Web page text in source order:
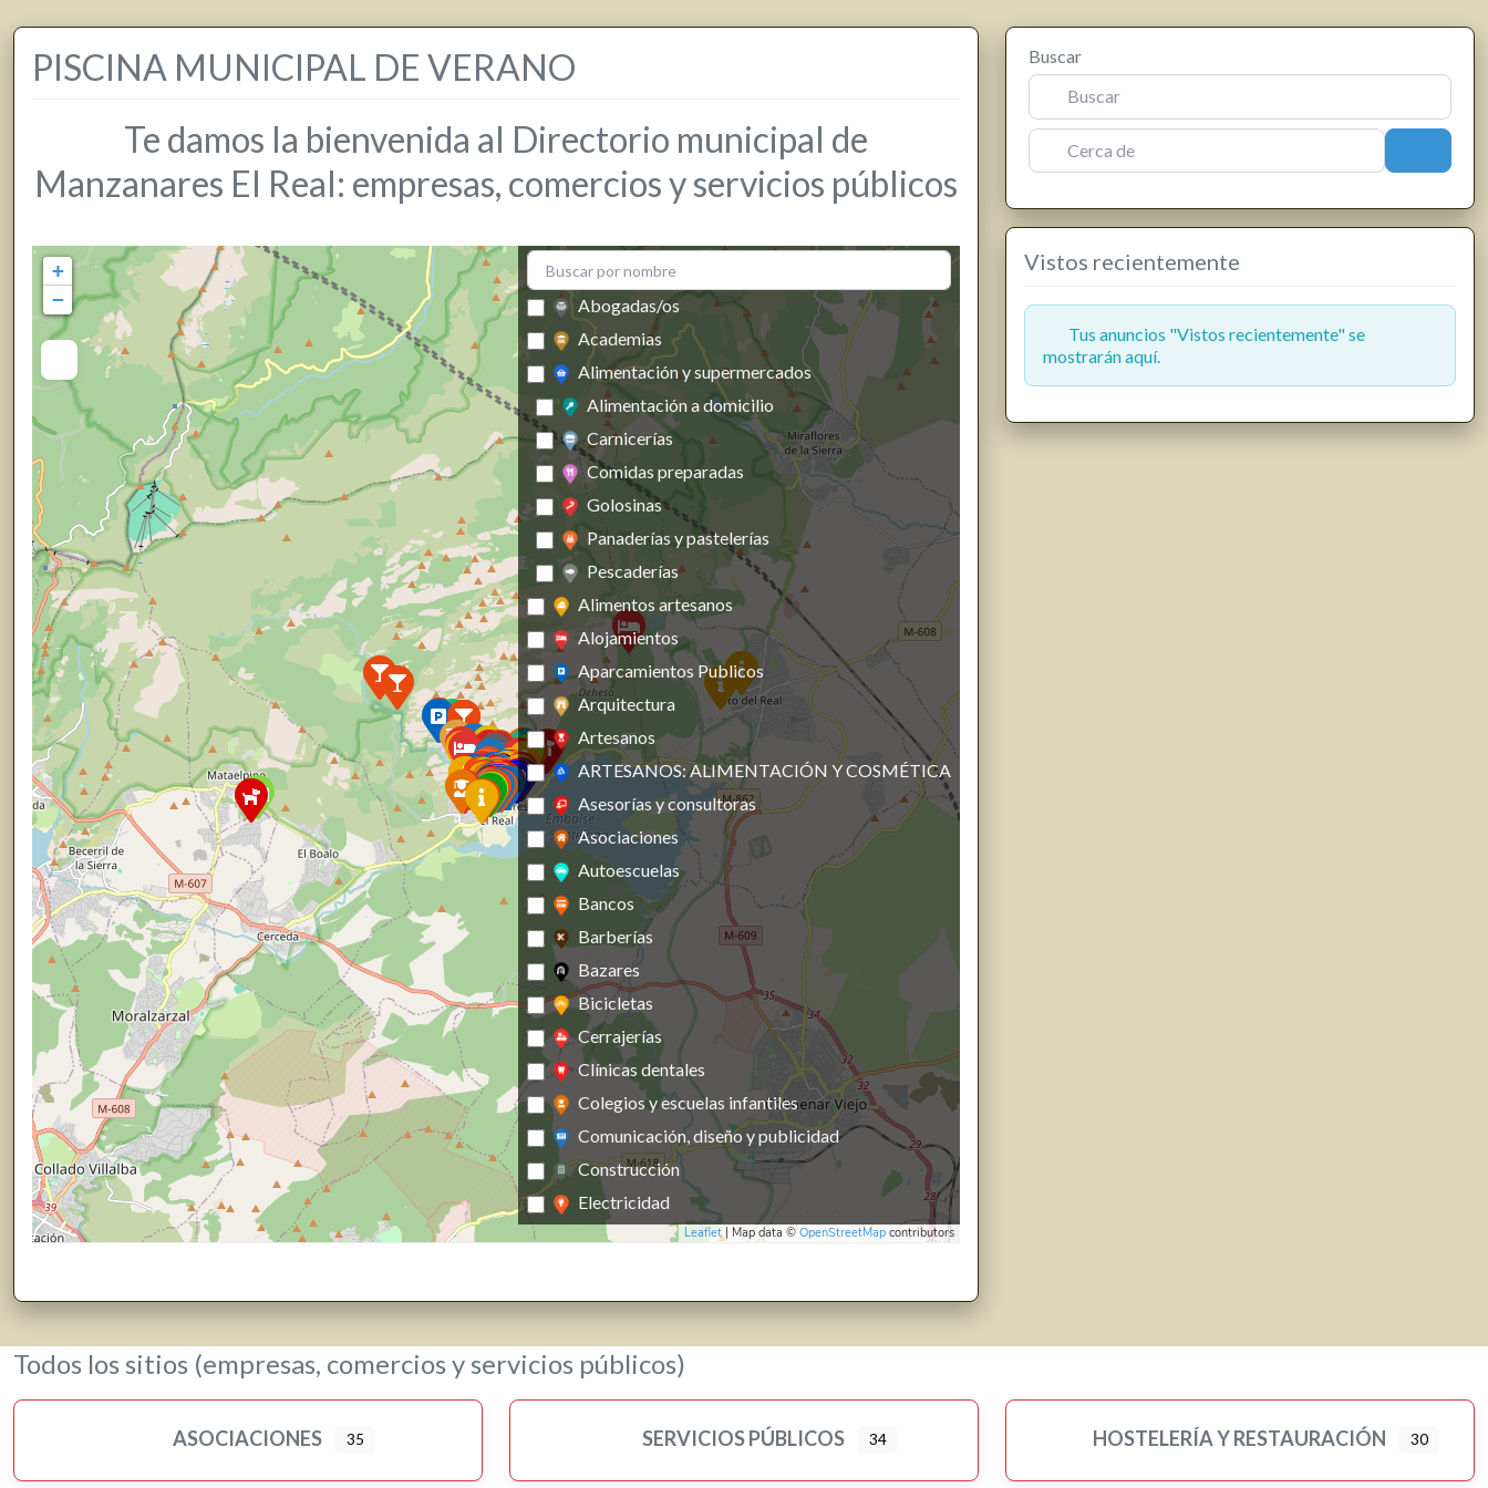
PISCINA MUNICIPAL DE VERANO
Te damos la bienvenida al Directorio municipal de
Manzanares El Real: empresas, comercios y servicios públicos
+
−
Leaflet| Map data © OpenStreetMap contributors
Abogadas/os
Academias
Alimentación y supermercados
Alimentación a domicilio
Carnicerías
Comidas preparadas
Golosinas
Panaderías y pastelerías
Pescaderías
Alimentos artesanos
Alojamientos
Aparcamientos Publicos
Arquitectura
Artesanos
ARTESANOS: ALIMENTACIÓN Y COSMÉTICA
Asesorías y consultoras
Asociaciones
Autoescuelas
Bancos
Barberías
Bazares
Bicicletas
Cerrajerías
Clínicas dentales
Colegios y escuelas infantiles
Comunicación, diseño y publicidad
Construcción
Electricidad
Energías renovables, calefacción y fontanería
Farmacias, parafarmacias y herbolarios
Fisioterapia
Floristerías
Fotografía y producción audiovisual
Buscar
Cerca de
Vistos recientemente
Tus anuncios "Vistos recientemente" se
mostrarán aquí.
Todos los sitios (empresas, comercios y servicios públicos)
ASOCIACIONES 35 SERVICIOS PÚBLICOS 34 HOSTELERÍA Y RESTAURACIÓN 30